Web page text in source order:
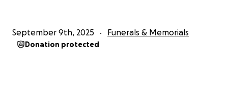
September 9th, 2025 Funerals & Memorials
Donation protected